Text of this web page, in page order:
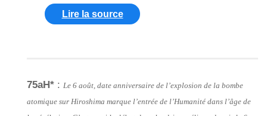
Lire la source
75aH* : Le 6 août, date anniversaire de l’explosion de la bombe
atomique sur Hiroshima marque l’entrée de l’Humanité dans l’âge de